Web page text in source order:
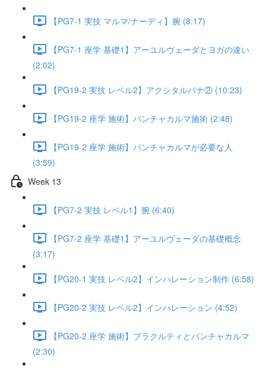
【PG7-1 実技 マルマ/ナーディ】腕 (8:17)
【PG7-1 座学 基礎1】アーユルヴェーダとヨガの違い
(2:02)
【PG19-2 実技 レベル2】アクシタルパナ② (10:23)
【PG19-2 座学 施術】パンチャカルマ施術 (2:48)
【PG19-2 座学 施術】パンチャカルマが必要な人
(3:59)
Week 13
【PG7-2 実技 レベル1】腕 (6:40)
【PG7-2 座学 基礎1】アーユルヴェーダの基礎概念
(3:17)
【PG20-1 実技 レベル2】インハレーション制作 (6:58)
【PG20-2 実技 レベル2】インハレーション (4:52)
【PG20-2 座学 施術】プラクルティとパンチャカルマ
(2:30)